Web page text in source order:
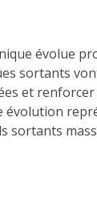
évolue
sortants
et
évolution
sortants